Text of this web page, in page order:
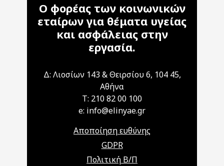
Ο φορέας των κοινωνικών
εταίρων για θέματα υγείας
και ασφάλειας στην
εργασία.
Δ: Λιοσίων 143 & Θειρσίου 6, 104 45,
Αθήνα
T: 210 82 00 100
e: info@elinyae.gr
Αποποίηση ευθύνης
GDPR
Πολιτική Β/Π